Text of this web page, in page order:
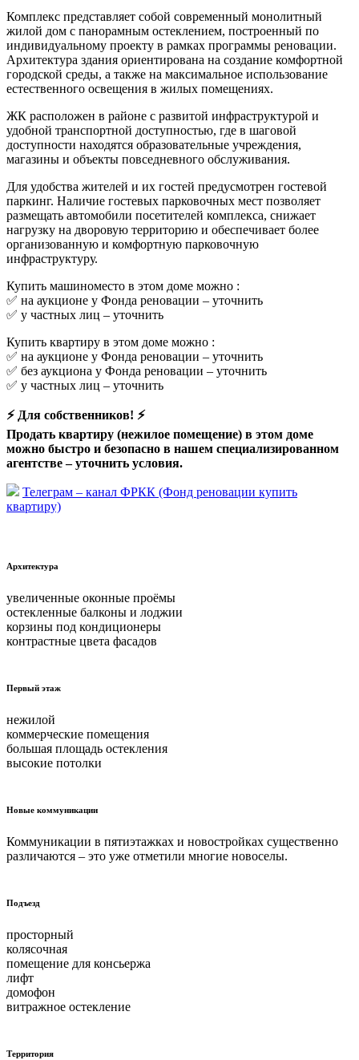
Комплекс представляет собой современный монолитный
жилой дом с панорамным остеклением, построенный по
индивидуальному проекту в рамках программы реновации.
Архитектура здания ориентирована на создание комфортной
городской среды, а также на максимальное использование
естественного освещения в жилых помещениях.
ЖК расположен в районе с развитой инфраструктурой и
удобной транспортной доступностью, где в шаговой
доступности находятся образовательные учреждения,
магазины и объекты повседневного обслуживания.
Для удобства жителей и их гостей предусмотрен гостевой
паркинг. Наличие гостевых парковочных мест позволяет
размещать автомобили посетителей комплекса, снижает
нагрузку на дворовую территорию и обеспечивает более
организованную и комфортную парковочную
инфраструктуру.
Купить машиноместо в этом доме можно :
✅ на аукционе у Фонда реновации – уточнить
✅ у частных лиц – уточнить
Купить квартиру в этом доме можно :
✅ на аукционе у Фонда реновации – уточнить
✅ без аукциона у Фонда реновации – уточнить
✅ у частных лиц – уточнить
⚡ Для собственников! ⚡
Продать квартиру (нежилое помещение) в этом доме
можно быстро и безопасно в нашем специализированном
агентстве –уточнить условия.
Телеграм – канал ФРКК (Фонд реновации купить
квартиру)
Архитектура
увеличенные оконные проёмы
остекленные балконы и лоджии
корзины под кондиционеры
контрастные цвета фасадов
Первый этаж
нежилой
коммерческие помещения
большая площадь остекления
высокие потолки
Новые коммуникации
Коммуникации в пятиэтажках и новостройках существенно
различаются – это уже отметили многие новоселы.
Подъезд
просторный
колясочная
помещение для консьержа
лифт
домофон
витражное остекление
Территория